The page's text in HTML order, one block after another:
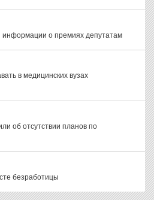
информации о премиях депутатам
в медицинских вузах
об отсутствии планов по
безработицы